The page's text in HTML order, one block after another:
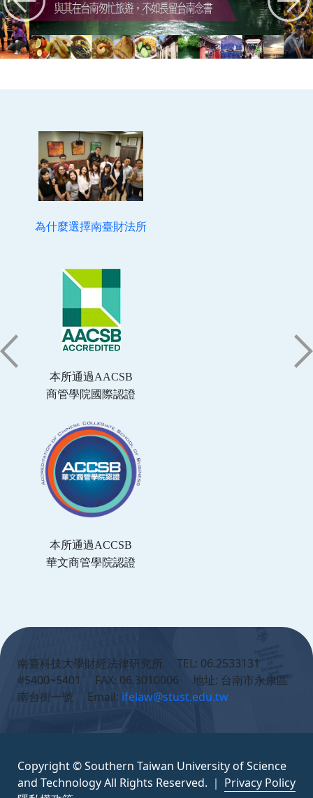
為什麼選擇南臺財法所
本所通過AACSB
商管學院國際認證
本所通過ACCSB
華文商管學院認證
南臺科技大學財經法律研究所 TEL: 06.2533131
#5400~5401 FAX: 06.3010006 地址: 台南市永康區
南台街一號 Email: ifelaw@stust.edu.tw
Copyright © Southern Taiwan University of Science
and Technology All Rights Reserved. ｜ Privacy Policy